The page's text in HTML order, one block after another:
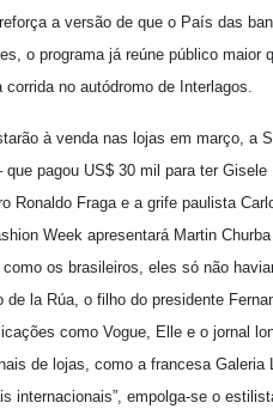
a versão de que o País das
o programa já reúne público maior
no autódromo de Interlagos.
à venda nas lojas em março, a
pagou US$ 30 mil para ter
Ronaldo Fraga e a grife paulista
Week apresentará Martin
os brasileiros, eles só não
la Rúa, o filho do presidente
como Vogue, Elle e o jornal
de lojas, como a francesa
internacionais”, empolga-se o